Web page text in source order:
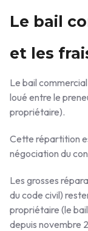
Le bail
et les
Le bail
loué entre le
propriétaire).
Cette répartition
négociation du
Les grosses
du code civil)
propriétaire (le
depuis novembre